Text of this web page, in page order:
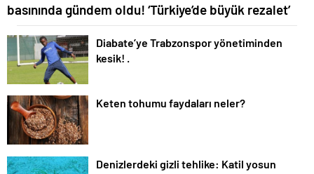
basınında gündem oldu! ‘Türkiye’de büyük rezalet’
Diabate’ye Trabzonspor yönetiminden
kesik! .
Keten tohumu faydaları neler?
Denizlerdeki gizli tehlike: Katil yosun